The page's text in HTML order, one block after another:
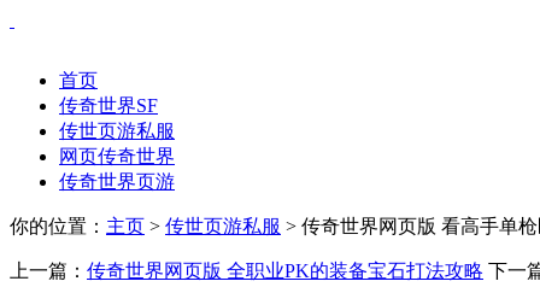
首页
传奇世界SF
传世页游私服
网页传奇世界
传奇世界页游
你的位置： 主页 > 传世页游私服 > 传奇世界网页版 看高手单
上一篇： 传奇世界网页版 全职业PK的装备宝石打法攻略 下一